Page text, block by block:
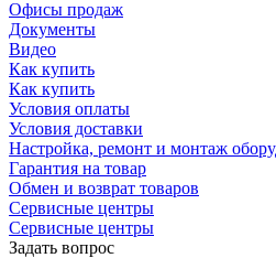
Офисы продаж
Документы
Видео
Как купить
Как купить
Условия оплаты
Условия доставки
Настройка, ремонт и монтаж
Гарантия на товар
Обмен и возврат товаров
Сервисные центры
Сервисные центры
Задать вопрос